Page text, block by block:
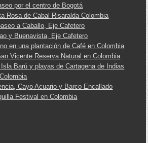
por el centro de Bogotá
Rosa de Cabal Risaralda Colombia
a Caballo, Eje Cafetero
y Buenavista, Eje Cafetero
en una plantación de Café en Colombia
Vicente Reserva Natural en Colombia
Barú y playas de Cartagena de Indias
Cayo Acuario y Barco Encallado
Festival en Colombia